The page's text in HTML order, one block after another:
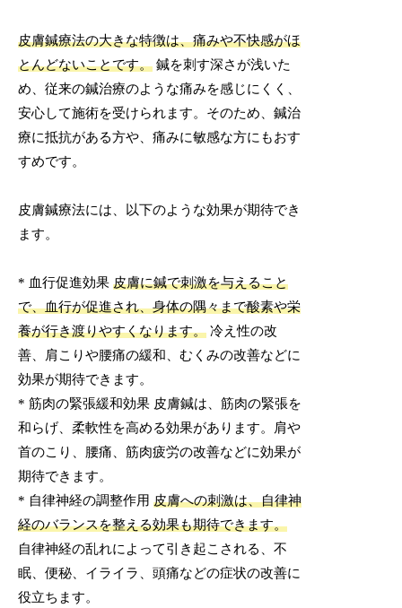
皮膚鍼療法の大きな特徴は、痛みや不快感がほ
とんどないことです。 鍼を刺す深さが浅いた
め、従来の鍼治療のような痛みを感じにくく、
安心して施術を受けられます。そのため、鍼治
療に抵抗がある方や、痛みに敏感な方にもおす
すめです。
皮膚鍼療法には、以下のような効果が期待でき
ます。
* 血行促進効果皮膚に鍼で刺激を与えること
で、血行が促進され、身体の隅々まで酸素や栄
養が行き渡りやすくなります。 冷え性の改
善、肩こりや腰痛の緩和、むくみの改善などに
効果が期待できます。
* 筋肉の緊張緩和効果 皮膚鍼は、筋肉の緊張を
和らげ、柔軟性を高める効果があります。肩や
首のこり、腰痛、筋肉疲労の改善などに効果が
期待できます。
* 自律神経の調整作用皮膚への刺激は、自律神
経のバランスを整える効果も期待できます。
自律神経の乱れによって引き起こされる、不
眠、便秘、イライラ、頭痛などの症状の改善に
役立ちます。